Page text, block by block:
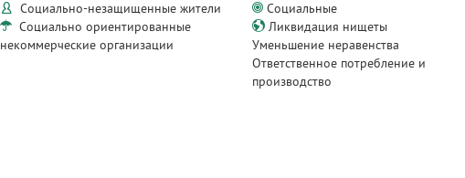
Социально-незащищенные жители
Социально ориентированные
некоммерческие организации
Cоциальные
Ликвидация нищеты
Уменьшение неравенства
Ответственное потребление и
производство